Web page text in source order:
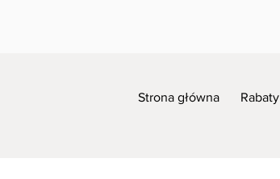
Strona główna Rabaty